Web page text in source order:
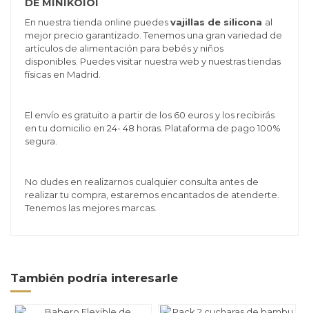
DE MINIKOIOI
En nuestra tienda online puedesvajillas de silicona al
mejor precio garantizado. Tenemos una gran variedad de
artículos de alimentación para bebés y niños
disponibles. Puedes visitar nuestra web y nuestras tiendas
físicas en Madrid.
El envío es gratuito a partir de los 60 euros y los recibirás
en tu domicilio en 24- 48 horas. Plataforma de pago 100%
segura.
No dudes en realizarnos cualquier consulta antes de
realizar tu compra, estaremos encantados de atenderte.
Tenemos las mejores marcas.
También podría interesarle